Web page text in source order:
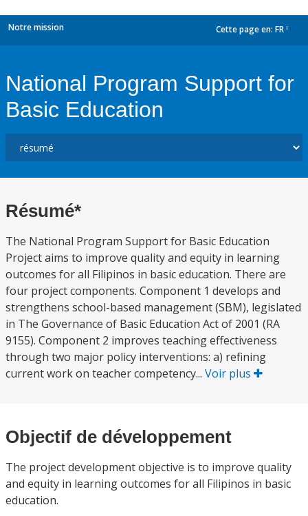
Notre mission Cette page en: FR
National Program Support for
Basic Education
Résumé*
The National Program Support for Basic Education
Project aims to improve quality and equity in learning
outcomes for all Filipinos in basic education. There are
four project components. Component 1 develops and
strengthens school-based management (SBM), legislated
in The Governance of Basic Education Act of 2001 (RA
9155). Component 2 improves teaching effectiveness
through two major policy interventions: a) refining
current work on teacher competency... Voir plus
Objectif de développement
The project development objective is to improve quality
and equity in learning outcomes for all Filipinos in basic
education.